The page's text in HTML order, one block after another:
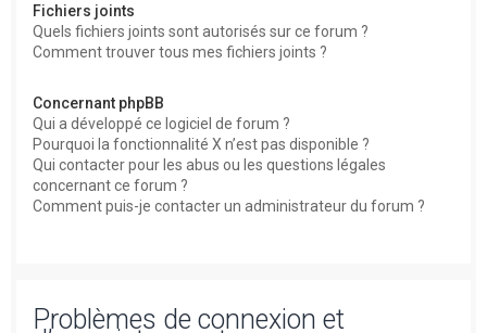
Fichiers joints
Quels fichiers joints sont autorisés sur ce forum ?
Comment trouver tous mes fichiers joints ?
Concernant phpBB
Qui a développé ce logiciel de forum ?
Pourquoi la fonctionnalité X n’est pas disponible ?
Qui contacter pour les abus ou les questions légales
concernant ce forum ?
Comment puis-je contacter un administrateur du forum ?
Problèmes de connexion et